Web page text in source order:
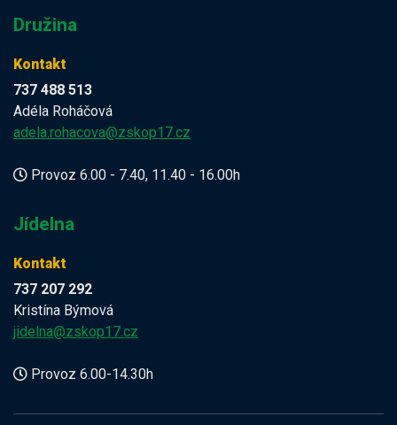
Družina
Kontakt
737 488 513
Adéla Roháčová
adela.rohacova@zskop17.cz
Provoz 6.00 - 7.40, 11.40 - 16.00h
Jídelna
Kontakt
737 207 292
Kristína Býmová
jidelna@zskop17.cz
Provoz 6.00-14.30h